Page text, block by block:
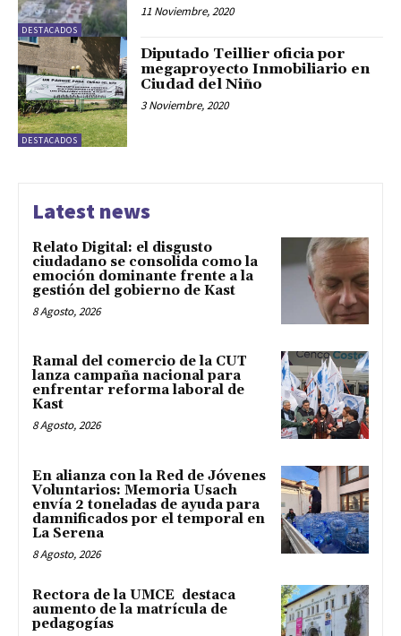
DESTACADOS
11 Noviembre, 2020
DESTACADOS
Diputado Teillier oficia por
megaproyecto Inmobiliario en
Ciudad del Niño
3 Noviembre, 2020
Latest news
Relato Digital: el disgusto
ciudadano se consolida como la
emoción dominante frente a la
gestión del gobierno de Kast
8 Agosto, 2026
Ramal del comercio de la CUT
lanza campaña nacional para
enfrentar reforma laboral de
Kast
8 Agosto, 2026
En alianza con la Red de Jóvenes
Voluntarios: Memoria Usach
envía 2 toneladas de ayuda para
damnificados por el temporal en
La Serena
8 Agosto, 2026
Rectora de la UMCE destaca
aumento de la matrícula de
pedagogías